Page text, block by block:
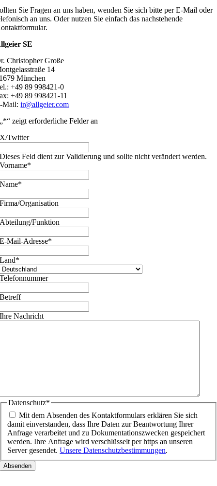
Sie Fragen an uns haben, wenden Sie sich bitte per E-Mail oder
an uns. Oder nutzen Sie einfach das nachstehende
SE
Christopher Große
14
München
+49 89 998421-0
+49 89 998421-11
Mail:ir@allgeier.com
„*“ zeigt erforderliche Felder an
X/Twitter
Dieses Feld dient zur Validierung und sollte nicht verändert werden.
Vorname*
Name*
Firma/Organisation
Abteilung/Funktion
E-Mail-Adresse*
Land*
Telefonnummer
Betreff
Ihre Nachricht
Datenschutz*
Mit dem Absenden des Kontaktformulars erklären Sie sich
damit einverstanden, dass Ihre Daten zur Beantwortung Ihrer
Anfrage verarbeitet und zu Dokumentationszwecken gespeichert
werden. Ihre Anfrage wird verschlüsselt per https an unseren
Server gesendet.Unsere Datenschutzbestimmungen.